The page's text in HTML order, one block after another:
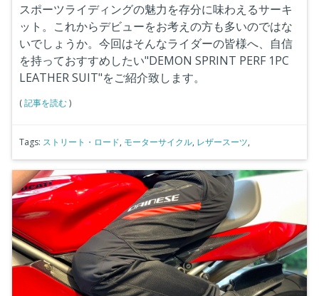
スポーツライディングの魅力を存分に味わえるサーキ
ット。これからデビューをお考えの方も多いのではな
いでしょうか。今回はそんなライダーの皆様へ、自信
を持っておすすめしたい"DEMON SPRINT PERF 1PC
LEATHER SUIT"をご紹介致します。
(記事を読む)
Tags: ストリート・ロード, モーターサイクル, レザースーツ,